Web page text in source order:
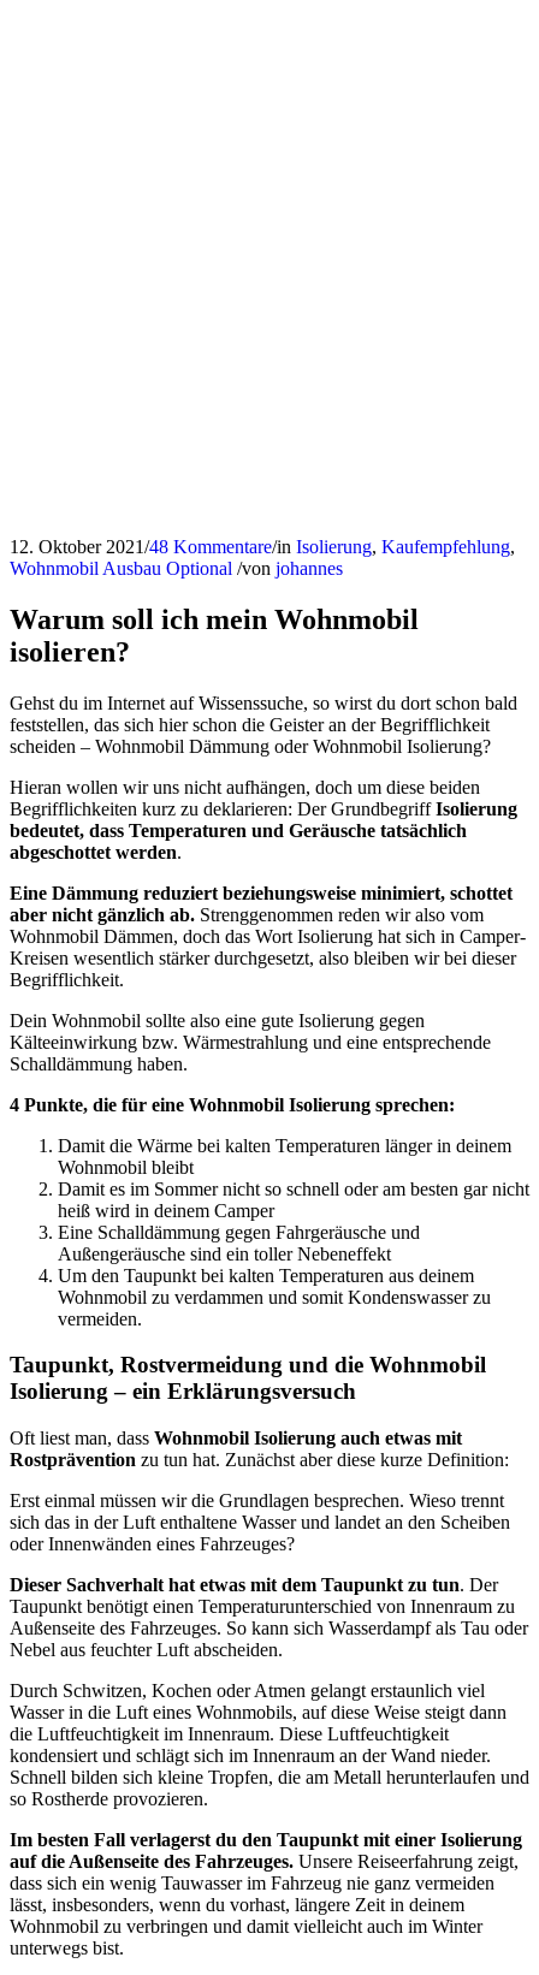
12. Oktober 2021/48 Kommentare/in Isolierung, Kaufempfehlung,
Wohnmobil Ausbau Optional /von johannes
Warum soll ich mein Wohnmobil
isolieren?
Gehst du im Internet auf Wissenssuche, so wirst du dort schon bald
feststellen, das sich hier schon die Geister an der Begrifflichkeit
scheiden – Wohnmobil Dämmung oder Wohnmobil Isolierung?
Hieran wollen wir uns nicht aufhängen, doch um diese beiden
Begrifflichkeiten kurz zu deklarieren: Der GrundbegriffIsolierung
bedeutet, dass Temperaturen und Geräusche tatsächlich
abgeschottet werden.
Eine Dämmung reduziert beziehungsweise minimiert, schottet
aber nicht gänzlich ab. Strenggenommen reden wir also vom
Wohnmobil Dämmen, doch das Wort Isolierung hat sich in Camper-
Kreisen wesentlich stärker durchgesetzt, also bleiben wir bei dieser
Begrifflichkeit.
Dein Wohnmobil sollte also eine gute Isolierung gegen
Kälteeinwirkung bzw. Wärmestrahlung und eine entsprechende
Schalldämmung haben.
4 Punkte, die für eine Wohnmobil Isolierung sprechen:
Damit die Wärme bei kalten Temperaturen länger in deinem
Wohnmobil bleibt
Damit es im Sommer nicht so schnell oder am besten gar nicht
heiß wird in deinem Camper
Eine Schalldämmung gegen Fahrgeräusche und
Außengeräusche sind ein toller Nebeneffekt
Um den Taupunkt bei kalten Temperaturen aus deinem
Wohnmobil zu verdammen und somit Kondenswasser zu
vermeiden.
Taupunkt, Rostvermeidung und die Wohnmobil
Isolierung – ein Erklärungsversuch
Oft liest man, dass Wohnmobil Isolierung auch etwas mit
Rostprävention zu tun hat. Zunächst aber diese kurze Definition:
Erst einmal müssen wir die Grundlagen besprechen. Wieso trennt
sich das in der Luft enthaltene Wasser und landet an den Scheiben
oder Innenwänden eines Fahrzeuges?
Dieser Sachverhalt hat etwas mit dem Taupunkt zu tun. Der
Taupunkt benötigt einen Temperaturunterschied von Innenraum zu
Außenseite des Fahrzeuges. So kann sich Wasserdampf als Tau oder
Nebel aus feuchter Luft abscheiden.
Durch Schwitzen, Kochen oder Atmen gelangt erstaunlich viel
Wasser in die Luft eines Wohnmobils, auf diese Weise steigt dann
die Luftfeuchtigkeit im Innenraum. Diese Luftfeuchtigkeit
kondensiert und schlägt sich im Innenraum an der Wand nieder.
Schnell bilden sich kleine Tropfen, die am Metall herunterlaufen und
so Rostherde provozieren.
Im besten Fall verlagerst du den Taupunkt mit einer Isolierung
auf die Außenseite des Fahrzeuges. Unsere Reiseerfahrung zeigt,
dass sich ein wenig Tauwasser im Fahrzeug nie ganz vermeiden
lässt, insbesonders, wenn du vorhast, längere Zeit in deinem
Wohnmobil zu verbringen und damit vielleicht auch im Winter
unterwegs bist.